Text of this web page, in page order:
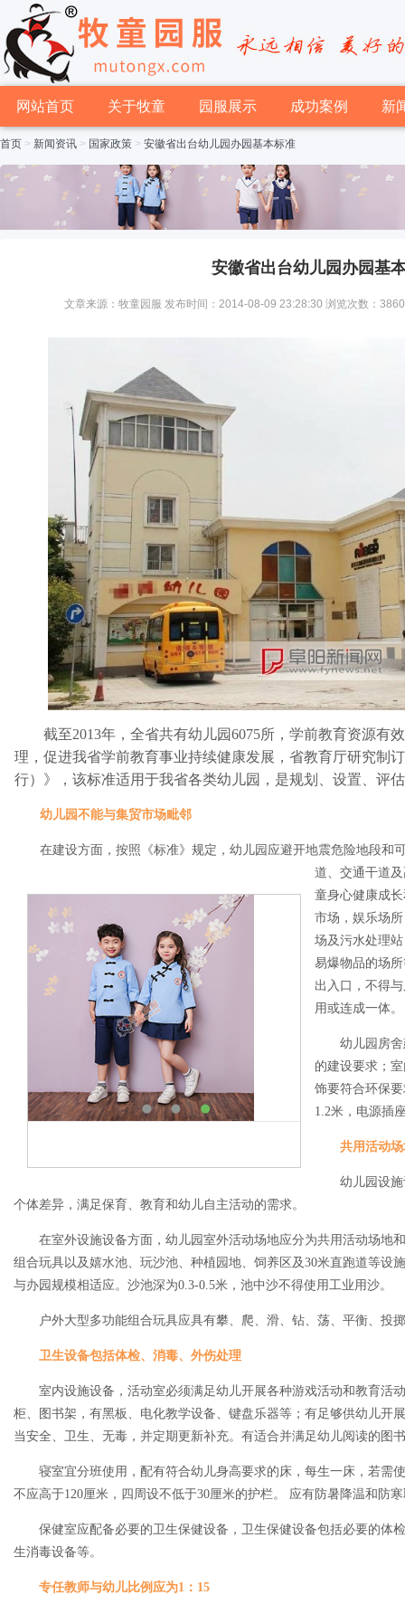
网站首页 关于牧童 园服展示 成功案例 新
首页 > 新闻资讯 > 国家政策 > 安徽省出台幼儿园办园基本标准
安徽省出台幼儿园办园基
文章来源：牧童园服 发布时间：2014-08-09 23:28:30 浏览次数：3860
截至2013年，全省共有幼儿园6075所，学前教育资源有
理，促进我省学前教育事业持续健康发展，省教育厅研究制
行）》，该标准适用于我省各类幼儿园，是规划、设置、评
幼儿园不能与集贸市场毗邻
在建设方面，按照《标准》规定，幼儿园应避开地震危险地段和
道、交通干道
童身心健康成
市场，娱乐场
场及污水处理
易爆物品的场
出入口，不得
用或连成一体。
幼儿园房舍
的建设要求；
饰要符合环保
1.2米，电源插
共用活动
幼儿园设施
个体差异，满足保育、教育和幼儿自主活动的需求。
在室外设施设备方面，幼儿园室外活动场地应分为共用活动场地
组合玩具以及嬉水池、玩沙池、种植园地、饲养区及30米直跑道等设
与办园规模相适应。沙池深为0.3-0.5米，池中沙不得使用工业用沙。
户外大型多功能组合玩具应具有攀、爬、滑、钻、荡、平衡、投
卫生设备包括体检、消毒、外伤处理
室内设施设备，活动室必须满足幼儿开展各种游戏活动和教育活
柜、图书架，有黑板、电化教学设备、键盘乐器等；有足够供幼儿开
当安全、卫生、无毒，并定期更新补充。有适合并满足幼儿阅读的图
寝室宜分班使用，配有符合幼儿身高要求的床，每生一床，若需
不应高于120厘米，四周设不低于30厘米的护栏。 应有防暑降温和防
保健室应配备必要的卫生保健设备，卫生保健设备包括必要的体
生消毒设备等。
专任教师与幼儿比例应为1：15